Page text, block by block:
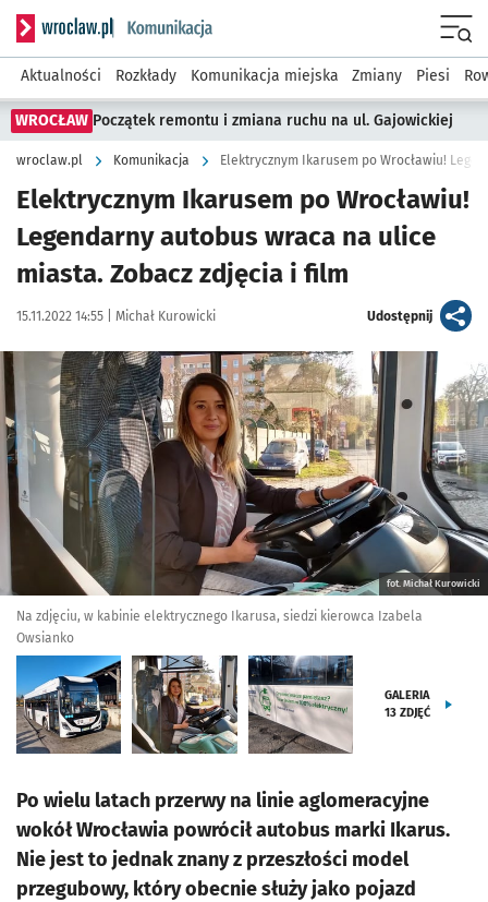
Serwis informacyjny wroclaw.pl podserwis: Komunikacja
Aktualności Rozkłady Komunikacja miejska Zmiany Piesi
WROCŁAW Początek remontu i zmiana ruchu na ul. Gajowickiej
wroclaw.pl Komunikacja
Elektrycznym Ikarusem po Wrocławiu!
Legendarny autobus wraca na ulice
miasta. Zobacz zdjęcia i film
Data publikacji:
15.11.2022 14:55 | Autor:
Michał Kurowicki Udostępnijartykuł
Kliknij, aby zobaczyć galerię
Kliknij, aby powiększyć
fot. Michał Kurowicki
Na zdjęciu, w kabinie elektrycznego Ikarusa, siedzi kierowca Izabela
Owsianko
GALERIA
13 ZDJĘĆ
Po wielu latach przerwy na linie aglomeracyjne
wokół Wrocławia powrócił autobus marki Ikarus.
Nie jest to jednak znany z przeszłości model
przegubowy, który obecnie służy jako pojazd